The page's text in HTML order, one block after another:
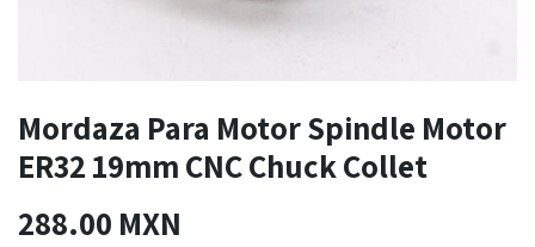
Mordaza Para Motor Spindle Motor
ER32 19mm CNC Chuck Collet
288.00 MXN